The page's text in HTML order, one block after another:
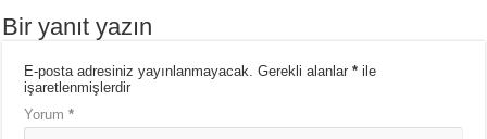
Bir yanıt yazın
E-posta adresiniz yayınlanmayacak. Gerekli alanlar* ile
işaretlenmişlerdir
Yorum*